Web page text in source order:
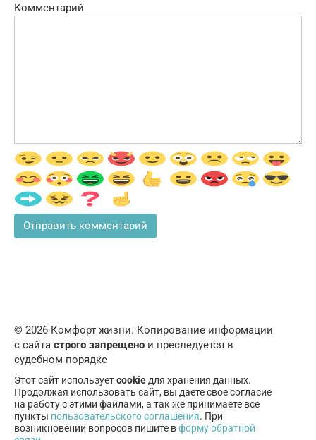
Комментарий
© 2026 Комфорт жизни. Копирование информации
с сайта строго запрещено и преследуется в
судебном порядке
Этот сайт используетcookie для хранения данных.
Продолжая использовать сайт, вы даете свое согласие
на работу с этими файлами, а так же принимаете все
пункты пользовательского соглашения. При
возникновении вопросов пишите вформу обратной